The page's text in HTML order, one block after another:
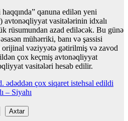
qanuna edilən yeni
vasitələrinin idxalı
rüsumundan azad ediləcək. Bu günə
mühərriki, banı və şassisi
vəziyyətə gətirilmiş və zavod
çox keçmiş avtonəqliyyat
vasitələri hesab edilir.
ədəddən çox siqaret istehsal edildi
– Siyahı
Axtar